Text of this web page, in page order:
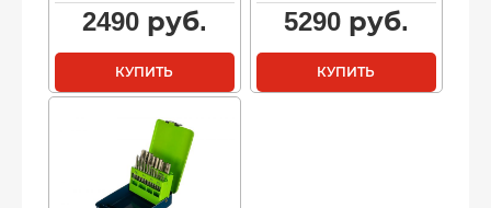
2490руб.
КУПИТЬ
5290руб.
КУПИТЬ